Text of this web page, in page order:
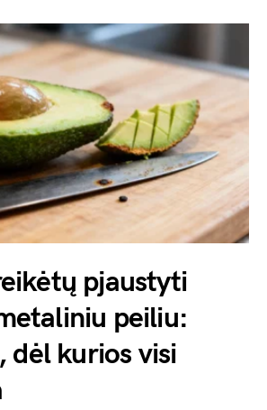
pjaustyti
peiliu:
dėl kurios visi